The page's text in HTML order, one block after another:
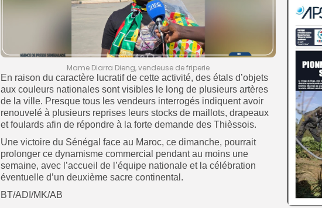
Mame Diarra Dieng, vendeuse de friperie
En raison du caractère lucratif de cette activité, des étals d’objets
aux couleurs nationales sont visibles le long de plusieurs artères
de la ville. Presque tous les vendeurs interrogés indiquent avoir
renouvelé à plusieurs reprises leurs stocks de maillots, drapeaux
et foulards afin de répondre à la forte demande des Thièssois.
Une victoire du Sénégal face au Maroc, ce dimanche, pourrait
prolonger ce dynamisme commercial pendant au moins une
semaine, avec l’accueil de l’équipe nationale et la célébration
éventuelle d’un deuxième sacre continental.
BT/ADI/MK/AB